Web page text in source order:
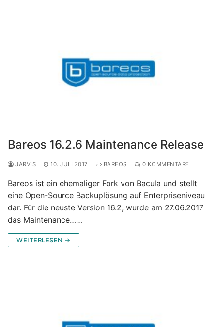
Bareos 16.2.6 Maintenance Release
JARVIS 10. JULI 2017 BAREOS 0 KOMMENTARE
Bareos ist ein ehemaliger Fork von Bacula und stellt
eine Open-Source Backuplösung auf Enterpriseniveau
dar. Für die neuste Version 16.2, wurde am 27.06.2017
das Maintenance……
WEITERLESEN →